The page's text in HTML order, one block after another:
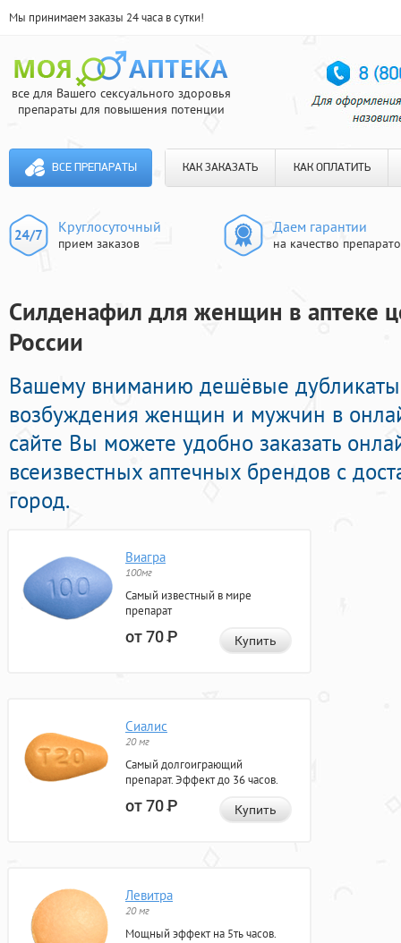
Мы принимаем заказы 24 часа в сутки!
все для Вашего сексуального здоровья
препараты для повышения потенции
ВСЕ ПРЕПАРАТЫ КАК ЗАКАЗАТЬ КАК ОПЛАТИТЬ
Круглосуточный
прием заказов
Даем гарантии
на качество
Силденафил для женщин в аптеке
России
Вашему вниманию дешёвые
возбуждения женщин и мужчин в
сайте Вы можете удобно заказать
всеизвестных аптечных брендов с
город.
Виагра
100мг
Самый известный в мире
препарат
от 70Р Купить
Сиалис
20 мг
Самый долгоиграющий
препарат. Эффект до 36 часов.
от 70Р Купить
Левитра
20 мг
Мощный эффект на 5ть часов.